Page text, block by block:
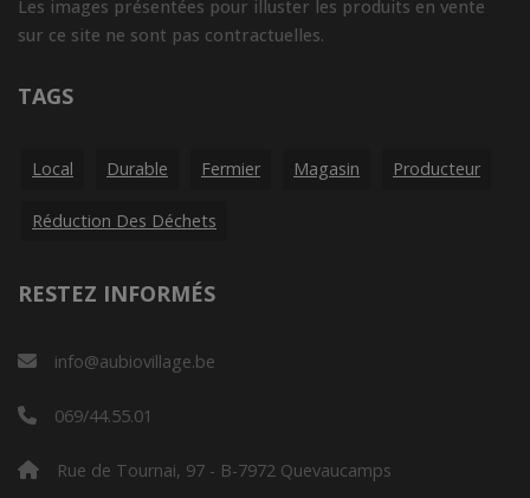
Les images présentées pour illuster les produits en vente
sur ce site ne sont pas contractuelles.
TAGS
Local Durable Fermier Magasin Producteur
Réduction Des Déchets
RESTEZ INFORMÉS
info@aubiovillage.be
069/44.55.01
Rue de Tournai, 97 - B-7972 Quevaucamps